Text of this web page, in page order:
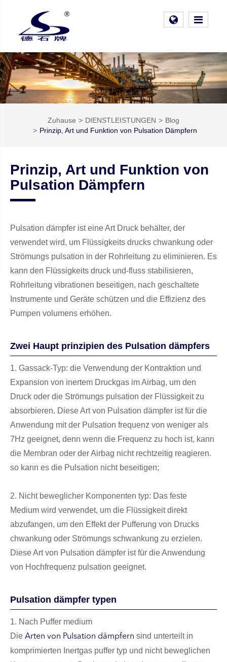
Zuhause DIENSTLEISTUNGEN
Blog
Prinzip, Art und Funktion von Pulsation Dämpfern
Prinzip, Art und Funktion von
Pulsation Dämpfern
Pulsation dämpfer ist eine Art Druck behälter, der
verwendet wird, um Flüssigkeits drucks chwankung oder
Strömungs pulsation in der Rohrleitung zu eliminieren. Es
kann den Flüssigkeits druck und-fluss stabilisieren,
Rohrleitung vibrationen beseitigen, nach geschaltete
Instrumente und Geräte schützen und die Effizienz des
Pumpen volumens erhöhen.
Zwei Haupt prinzipien des Pulsation dämpfers
1. Gassack-Typ: die Verwendung der Kontraktion und
Expansion von inertem Druckgas im Airbag, um den
Druck oder die Strömungs pulsation der Flüssigkeit zu
absorbieren. Diese Art von Pulsation dämpfer ist für die
Anwendung mit der Pulsation frequenz von weniger als
7Hz geeignet, denn wenn die Frequenz zu hoch ist, kann
die Membran oder der Airbag nicht rechtzeitig reagieren.
so kann es die Pulsation nicht beseitigen;
2. Nicht beweglicher Komponenten typ: Das feste
Medium wird verwendet, um die Flüssigkeit direkt
abzufangen, um den Effekt der Pufferung von Drucks
chwankung oder Strömungs schwankung zu erzielen.
Diese Art von Pulsation dämpfer ist für die Anwendung
von Hochfrequenz pulsation geeignet.
Pulsation dämpfer typen
1. Nach Puffer medium
Die Arten von Pulsation dämpfern sind unterteilt in
komprimierten Inertgas puffer typ und nicht beweglichen